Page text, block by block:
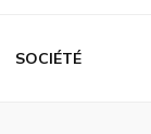
SOCIÉTÉ